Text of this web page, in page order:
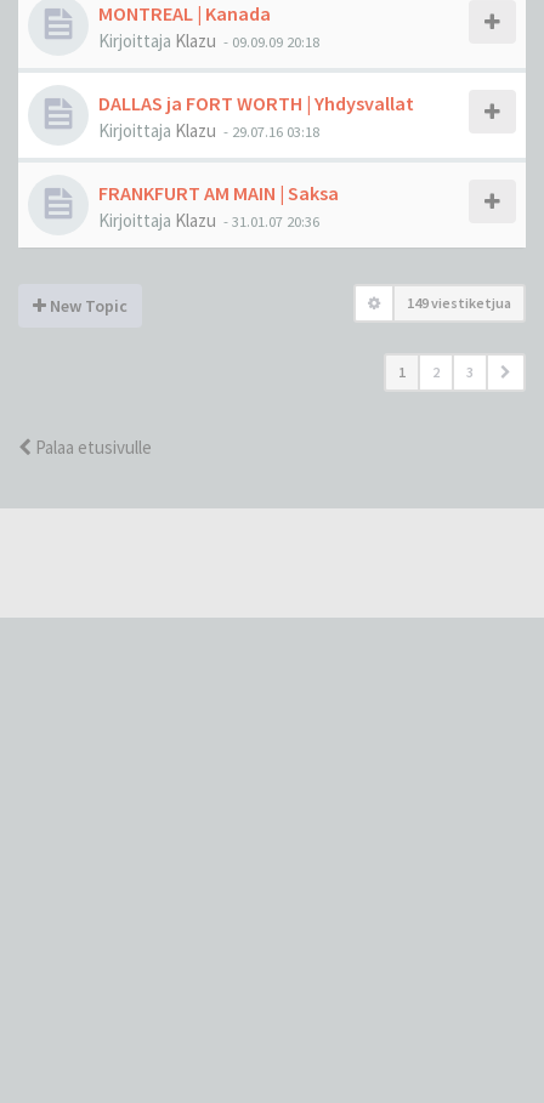
MONTREAL | Kanada
Kirjoittaja Klazu - 09.09.09 20:18
DALLAS ja FORT WORTH | Yhdysvallat
Kirjoittaja Klazu - 29.07.16 03:18
FRANKFURT AM MAIN | Saksa
Kirjoittaja Klazu -31.01.07 20:36
New Topic 149 viestiketjua
1 2 3
Palaa etusivulle